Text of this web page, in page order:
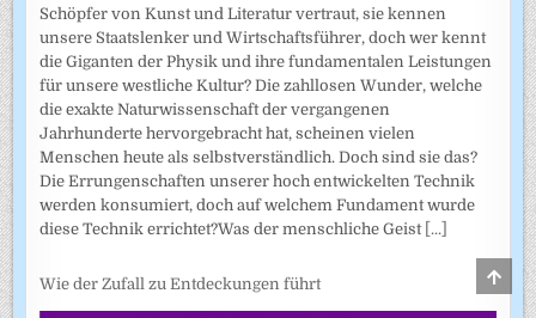
Schöpfer von Kunst und Literatur vertraut, sie kennen
unsere Staatslenker und Wirtschaftsführer, doch wer kennt
die Giganten der Physik und ihre fundamentalen Leistungen
für unsere westliche Kultur? Die zahllosen Wunder, welche
die exakte Naturwissenschaft der vergangenen
Jahrhunderte hervorgebracht hat, scheinen vielen
Menschen heute als selbstverständlich. Doch sind sie das?
Die Errungenschaften unserer hoch entwickelten Technik
werden konsumiert, doch auf welchem Fundament wurde
diese Technik errichtet?Was der menschliche Geist [...]
Wie der Zufall zu Entdeckungen führt TO
TOP